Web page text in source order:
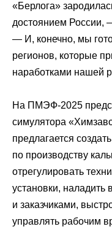
«Берлога»
достоянием России,
— И, конечно, мы
регионов, которые
наработками нашей
На ПМЭФ-2025
симулятора
предлагается
по производству
отрегулировать
установки, наладить
и заказчиками,
управлять рабочим